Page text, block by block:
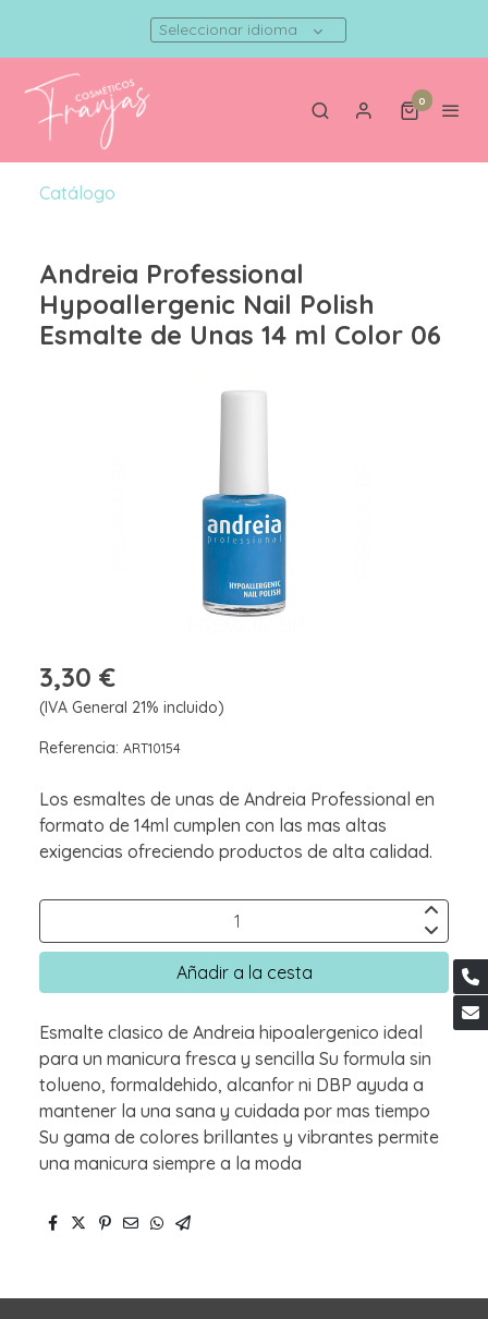
Seleccionar idioma
0
Catálogo
Andreia Professional
Hypoallergenic Nail Polish
Esmalte de Unas 14 ml Color 06
3,30 €
(IVA General 21% incluido)
Referencia: ART10154
Los esmaltes de unas de Andreia Professional en
formato de 14ml cumplen con las mas altas
exigencias ofreciendo productos de alta calidad.
Añadir a la cesta
Esmalte clasico de Andreia hipoalergenico ideal
para un manicura fresca y sencilla Su formula sin
tolueno, formaldehido, alcanfor ni DBP ayuda a
mantener la una sana y cuidada por mas tiempo
Su gama de colores brillantes y vibrantes permite
una manicura siempre a la moda